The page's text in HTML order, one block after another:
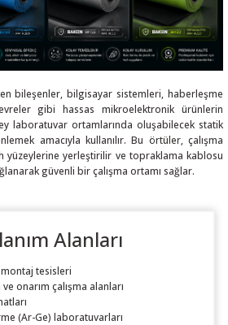
bileşenler, bilgisayar sistemleri, haberleşme
gibi hassas mikroelektronik ürünlerin
laboratuvar ortamlarında oluşabilecek statik
amacıyla kullanılır. Bu örtüler, çalışma
yüzeylerine yerleştirilir ve topraklama kablosu
güvenli bir çalışma ortamı sağlar.
Alanları
tesisleri
onarım çalışma alanları
(Ar-Ge) laboratuvarları